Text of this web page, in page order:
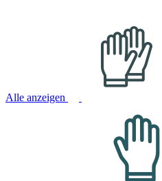
Alle anzeigen